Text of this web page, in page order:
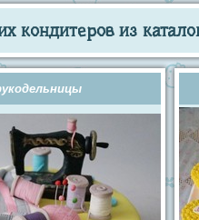
кондитеров из